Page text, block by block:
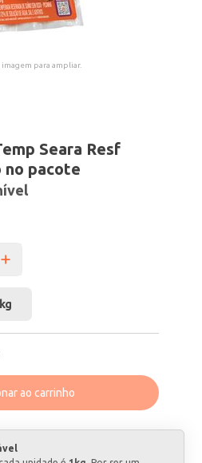
imagem para ampliar.
Seara Resf
no pacote
ao carrinho